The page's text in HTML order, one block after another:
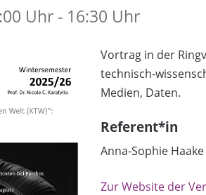
Uhr - 16:30 Uhr
Vortrag in der
technisch-
Medien, Daten.
Referent*in
Anna-Sophie Haake
Zur Website der